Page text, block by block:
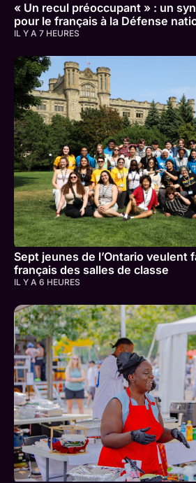
« Un recul préoccupant » : un
pour le français à la Défense
IL Y A 7 HEURES
Sept jeunes de l’Ontario veulent
français des salles de classe
IL Y A 6 HEURES